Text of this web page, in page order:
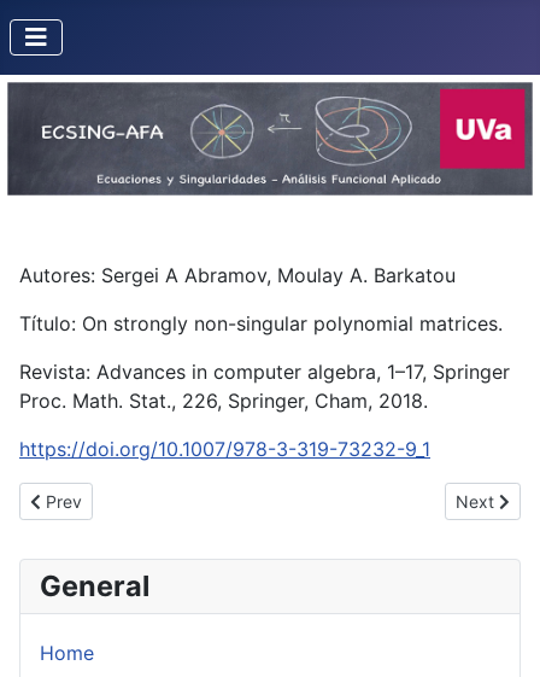
General
Home
Autores: Sergei A Abramov, Moulay A. Barkatou
Título: On strongly non-singular polynomial matrices.
Revista: Advances in computer algebra, 1–17, Springer
Proc. Math. Stat., 226, Springer, Cham, 2018.
https://doi.org/10.1007/978-3-319-73232-9_1
Previous article: On the polar varieties of ruled hypersurfaces
Prev Next
Next